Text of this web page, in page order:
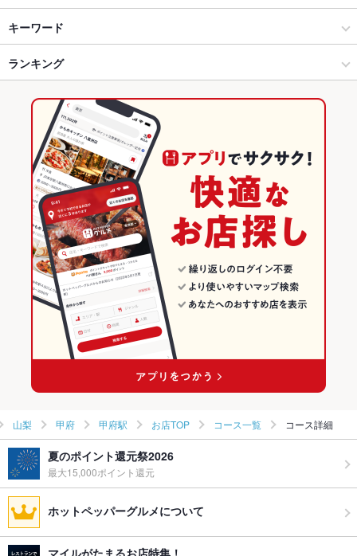
甲府 × 居酒屋
甲府 × 創作
甲府駅 × 居酒屋
甲府駅 × 創作
ダイニングバー・バル
洋・和洋・各国料理・その他
甲府 × ダイニングバー・バル
甲府 × 洋・和洋・各国料理・その他
甲府駅 × ダイニングバー・バル
甲府駅 × 洋・和洋・各国料理・その他
甲府駅 × 居酒屋
甲府駅 × 創作
甲府駅 × ダイニングバー・バル
甲府駅 × 洋・和洋・各国料理・その他
山梨 × 居酒屋
山梨 × 創作
山梨 × ダイニングバー・バル
山梨 × 洋・和洋・各国料理・その他
金手駅
甲府駅
善光寺駅
キーワード
からあげ
餃子 パフェ
ハラミステーキ 豚骨味噌ラーメン
ランキング
山梨のグルメランキング
山梨の居酒屋ランキング
甲府のグルメランキング
甲府の居酒屋ランキング
甲府駅のグルメランキング
甲府駅の居酒屋ランキング
山梨 甲府 甲府駅 お店TOP コース一覧 コース詳細
夏のポイント還元祭2026
最大15,000ポイント還元
ホットペッパーグルメについて
マイルがたまるお店特集！